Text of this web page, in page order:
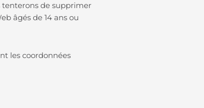
tenterons de supprimer
âgés de 14 ans ou
les coordonnées